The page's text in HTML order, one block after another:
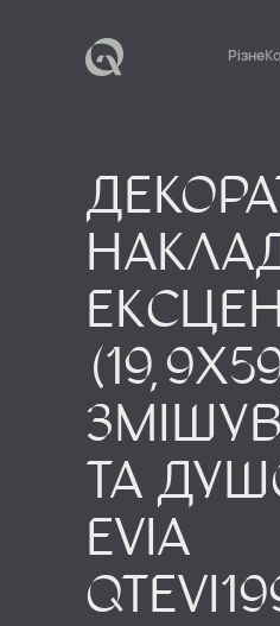
Різне
та
Evia